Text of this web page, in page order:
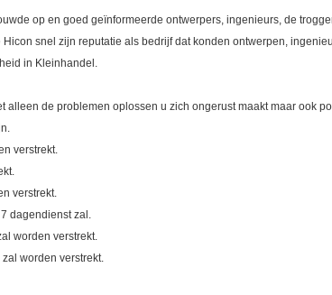
op en goed geïnformeerde ontwerpers, ingenieurs, de
snel zijn reputatie als bedrijf dat konden ontwerpen,
in Kleinhandel.
alleen de problemen oplossen u zich ongerust maakt maar ook
verstrekt.
verstrekt.
dagendienst zal.
worden verstrekt.
worden verstrekt.